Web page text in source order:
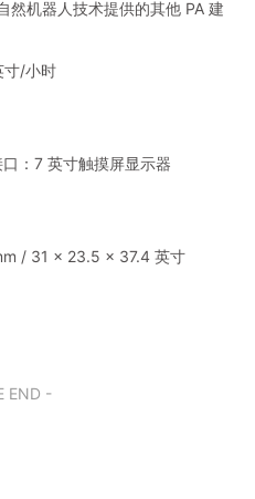
然机器人技术提供的其他 PA 建
寸/小时
：7 英寸触摸屏显示器
/ 31 x 23.5 x 37.4 英寸
END -